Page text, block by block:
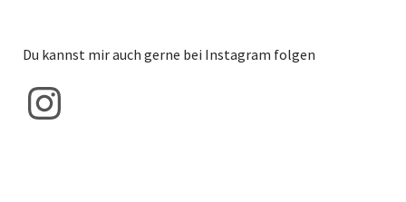
Du kannst mir auch gerne bei Instagram folgen